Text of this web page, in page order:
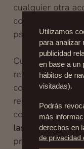
cualquier otra
psíquica y física.
Cuando estas
retoque o cirugía
consulta de un
responsable, en
continuamente
las secuelaspara
previas.
Utilizamos
para analizar
publicidad
en base a un
hábitos de
visitadas).
Podrás
más
derechos en
de privacidad